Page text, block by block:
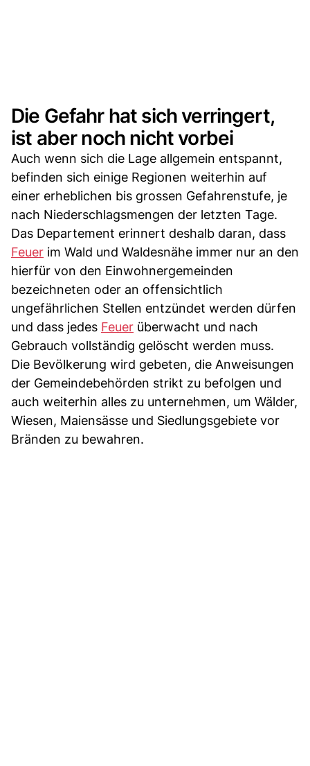
Die Gefahr hat sich verringert,
ist aber noch nicht vorbei
Auch wenn sich die Lage allgemein entspannt,
befinden sich einige Regionen weiterhin auf
einer erheblichen bis grossen Gefahrenstufe, je
nach Niederschlagsmengen der letzten Tage.
Das Departement erinnert deshalb daran, dass
Feuer im Wald und Waldesnähe immer nur an den
hierfür von den Einwohnergemeinden
bezeichneten oder an offensichtlich
ungefährlichen Stellen entzündet werden dürfen
und dass jedes Feuer überwacht und nach
Gebrauch vollständig gelöscht werden muss.
Die Bevölkerung wird gebeten, die Anweisungen
der Gemeindebehörden strikt zu befolgen und
auch weiterhin alles zu unternehmen, um Wälder,
Wiesen, Maiensässe und Siedlungsgebiete vor
Bränden zu bewahren.